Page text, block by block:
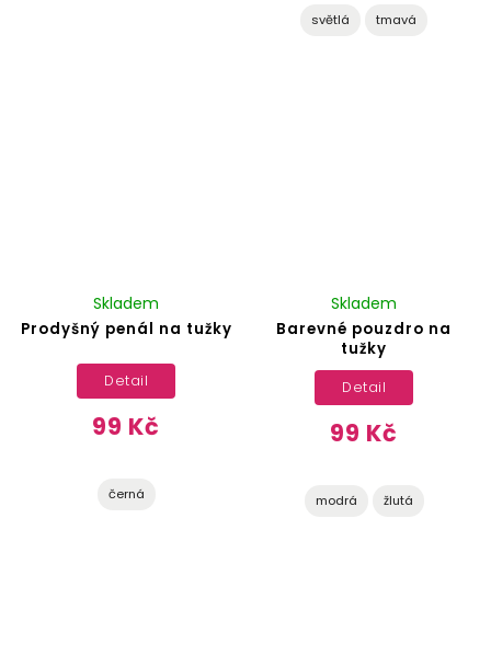
světlá tmavá
Prodyšný penál na tužky
Skladem
99 Kč
Detail
černá
Barevné pouzdro na
tužky
Skladem
99 Kč
Detail
modrá žlutá